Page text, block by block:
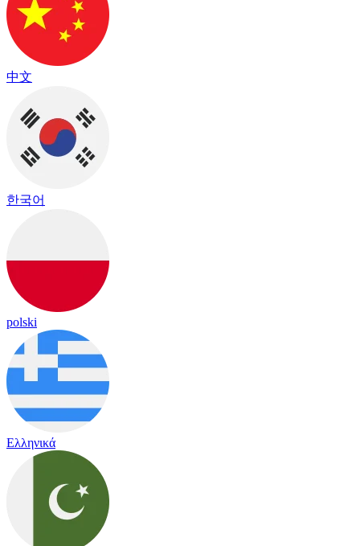
中文
한국어
polski
Ελληνικά